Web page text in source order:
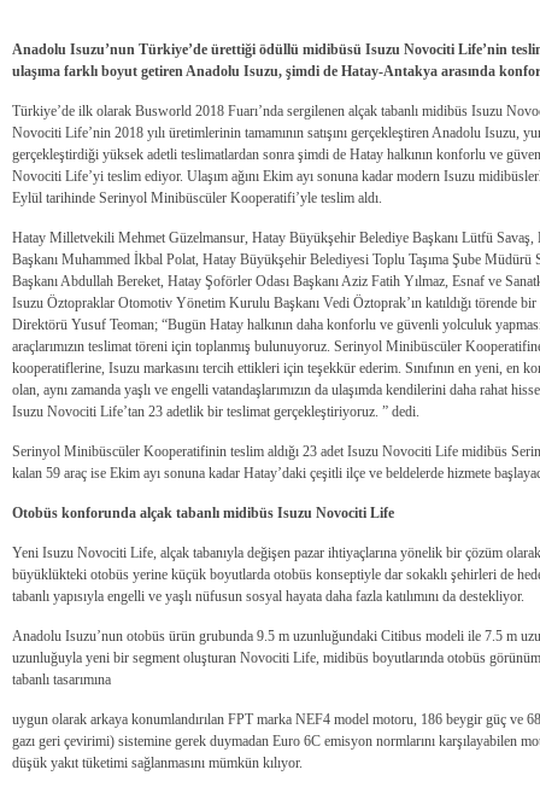
Anadolu Isuzu’nun Türkiye’de ürettiği ödüllü midibüsü Isuzu Novociti Life’nin
ulaşıma farklı boyut getiren Anadolu Isuzu, şimdi de Hatay-Antakya arasında
Türkiye’de ilk olarak Busworld 2018 Fuarı’nda sergilenen alçak tabanlı midibüs Isuzu
Novociti Life’nin 2018 yılı üretimlerinin tamamının satışını gerçekleştiren Anadolu Isuzu,
gerçekleştirdiği yüksek adetli teslimatlardan sonra şimdi de Hatay halkının konforlu ve
Novociti Life’yi teslim ediyor. Ulaşım ağını Ekim ayı sonuna kadar modern Isuzu
Eylül tarihinde Serinyol Minibüscüler Kooperatifi’yle teslim aldı.
Hatay Milletvekili Mehmet Güzelmansur, Hatay Büyükşehir Belediye Başkanı Lütfü
Başkanı Muhammed İkbal Polat, Hatay Büyükşehir Belediyesi Toplu Taşıma Şube
Başkanı Abdullah Bereket, Hatay Şoförler Odası Başkanı Aziz Fatih Yılmaz, Esnaf ve
Isuzu Öztopraklar Otomotiv Yönetim Kurulu Başkanı Vedi Öztoprak’ın katıldığı törende
Direktörü Yusuf Teoman; “Bugün Hatay halkının daha konforlu ve güvenli yolculuk
araçlarımızın teslimat töreni için toplanmış bulunuyoruz. Serinyol Minibüscüler
kooperatiflerine, Isuzu markasını tercih ettikleri için teşekkür ederim. Sınıfının en yeni, en
olan, aynı zamanda yaşlı ve engelli vatandaşlarımızın da ulaşımda kendilerini daha rahat
Isuzu Novociti Life’tan 23 adetlik bir teslimat gerçekleştiriyoruz. ” dedi.
Serinyol Minibüscüler Kooperatifinin teslim aldığı 23 adet Isuzu Novociti Life midibüs
kalan 59 araç ise Ekim ayı sonuna kadar Hatay’daki çeşitli ilçe ve beldelerde hizmete
Otobüs konforunda alçak tabanlı midibüs Isuzu Novociti Life
Yeni Isuzu Novociti Life, alçak tabanıyla değişen pazar ihtiyaçlarına yönelik bir çözüm
büyüklükteki otobüs yerine küçük boyutlarda otobüs konseptiyle dar sokaklı şehirleri de
tabanlı yapısıyla engelli ve yaşlı nüfusun sosyal hayata daha fazla katılımını da destekliyor.
Anadolu Isuzu’nun otobüs ürün grubunda 9.5 m uzunluğundaki Citibus modeli ile 7.5 m
uzunluğuyla yeni bir segment oluşturan Novociti Life, midibüs boyutlarında otobüs
tabanlı tasarımına
uygun olarak arkaya konumlandırılan FPT marka NEF4 model motoru, 186 beygir güç ve
gazı geri çevirimi) sistemine gerek duymadan Euro 6C emisyon normlarını karşılayabilen
düşük yakıt tüketimi sağlanmasını mümkün kılıyor.